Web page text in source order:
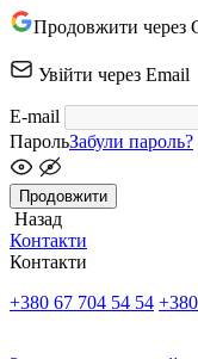
Продовжити через
Увійти через Email
E-mail
ПарольЗабули пароль?
Продовжити
Назад
Контакти
Контакти
+380 67 704 54 54